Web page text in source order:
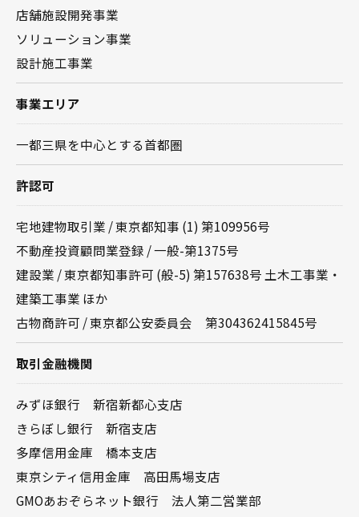
店舗施設開発事業
ソリューション事業
設計施工事業
事業エリア
一都三県を中心とする首都圏
許認可
宅地建物取引業 / 東京都知事 (1) 第109956号
不動産投資顧問業登録 / 一般-第1375号
建設業 / 東京都知事許可 (般-5) 第157638号 土木工事業・
建築工事業 ほか
古物商許可 / 東京都公安委員会 第304362415845号
取引金融機関
みずほ銀行 新宿新都心支店
きらぼし銀行 新宿支店
多摩信用金庫 橋本支店
東京シティ信用金庫 高田馬場支店
GMOあおぞらネット銀行 法人第二営業部